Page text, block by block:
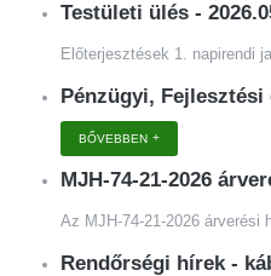
Testületi ülés -
Előterjesztések 1. napirendi
Pénzügyi,
BŐVEBBEN
MJH-74-21-2026
Az MJH-74-21-2026 árverési
Rendőrségi hírek -